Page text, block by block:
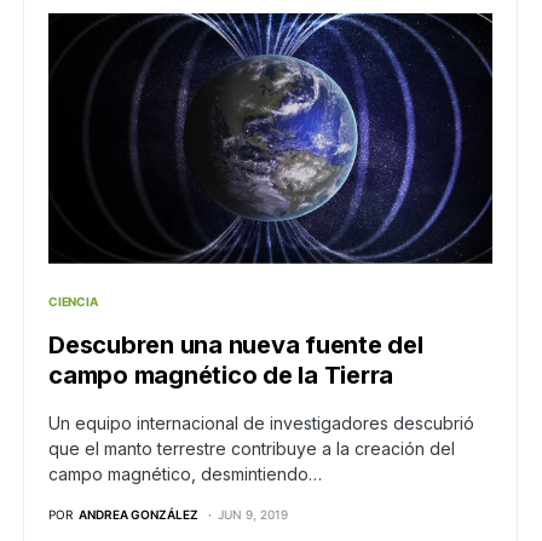
CIENCIA
Descubren una nueva fuente del
campo magnético de la Tierra
Un equipo internacional de investigadores descubrió
que el manto terrestre contribuye a la creación del
campo magnético, desmintiendo…
POR ANDREA GONZÁLEZ JUN 9, 2019